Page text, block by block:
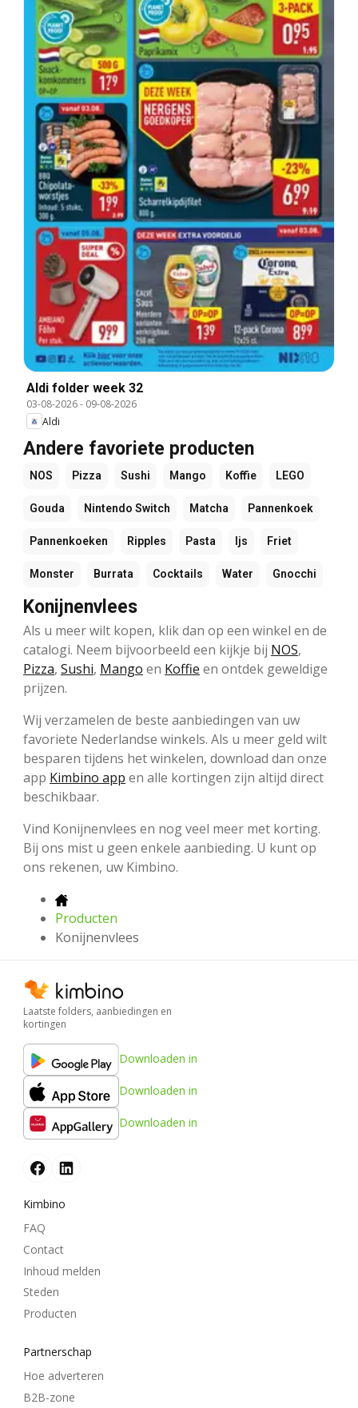
Aldi folder week 32
03-08-2026- 09-08-2026
Aldi
Andere favoriete producten
NOS Pizza Sushi Mango Koffie LEGO
Gouda Nintendo Switch Matcha Pannenkoek
Pannenkoeken Ripples Pasta Ijs Friet
Monster Burrata Cocktails Water Gnocchi
Konijnenvlees
Als u meer wilt kopen, klik dan op een winkel en de
catalogi. Neem bijvoorbeeld een kijkje bij NOS,
Pizza, Sushi, Mango en Koffie en ontdek geweldige
prijzen.
Wij verzamelen de beste aanbiedingen van uw
favoriete Nederlandse winkels. Als u meer geld wilt
besparen tijdens het winkelen, download dan onze
app Kimbino app en alle kortingen zijn altijd direct
beschikbaar.
Vind Konijnenvlees en nog veel meer met korting.
Bij ons mist u geen enkele aanbieding. U kunt op
ons rekenen, uw Kimbino.
Producten
Konijnenvlees
Laatste folders, aanbiedingen en
kortingen
Downloaden in
Downloaden in
Downloaden in
Kimbino
FAQ
Contact
Inhoud melden
Steden
Producten
Partnerschap
Hoe adverteren
B2B-zone